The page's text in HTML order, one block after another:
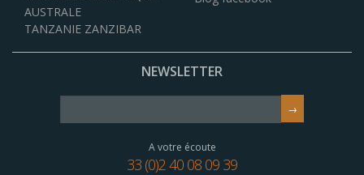
AUSTRALE
TANZANIE ZANZIBAR
NEWSLETTER
A votre écoute
33 (0)2 40 08 09 39